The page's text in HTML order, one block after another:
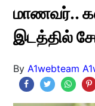
மாணவர்..
இடத்தில்
By A1webteam